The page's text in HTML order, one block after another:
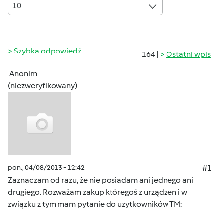
10
164 | Ostatni wpis
Szybka odpowiedź
Anonim
(niezweryfikowany)
pon., 04/08/2013 - 12:42
#1
Zaznaczam od razu, że nie posiadam ani jednego ani
drugiego. Rozważam zakup któregoś z urządzen i w
związku z tym mam pytanie do uzytkowników TM: